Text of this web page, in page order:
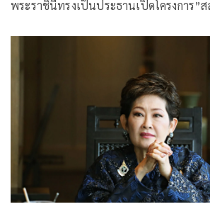
พระราชินีทรงเป็นประธานเปิดโครงการ”